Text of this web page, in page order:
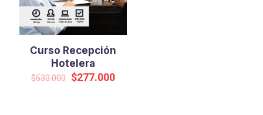
Curso Recepción
Hotelera
$530.000 Original
$277.000Current